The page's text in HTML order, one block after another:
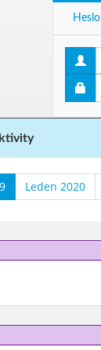
Heslo
Leden 2020